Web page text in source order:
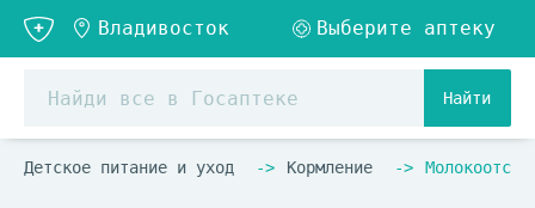
Найти
Детское питание и уход Кормление